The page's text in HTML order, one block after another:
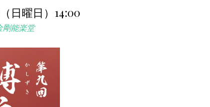
日曜日）14:00
剛能楽堂